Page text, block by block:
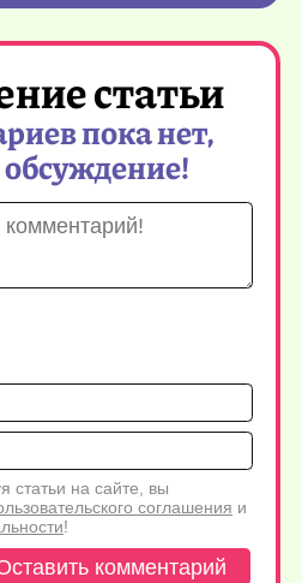
статьи
пока нет,
Имя*
статьи на сайте, вы
соглашения и
!